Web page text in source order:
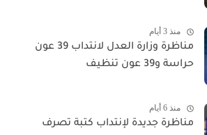
منذ 3 أيام
مناظرة وزارة العدل لانتداب 39 عون
حراسة و39 عون تنظيف
منذ 6 أيام
مناظرة جديدة لإنتداب كتبة تصرف